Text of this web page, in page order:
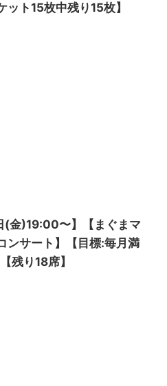
ット15枚中残り15枚】
(金)19:00〜】【まぐまマ
ンサート】【目標:毎月満
残り18席】